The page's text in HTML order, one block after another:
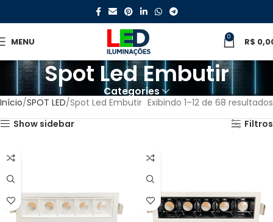
MENU 0 R$
Spot Led Embutir
Categories
Início SPOT LED Spot Led Embutir Exibindo 1–12 de 68 resultados
Show sidebar
Filtros